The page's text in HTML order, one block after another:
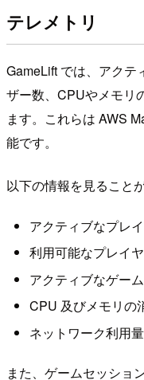
テレメトリ
GameLift では、アクテ
ザー数、CPUやメモリ
ます。これらは AWS
能です。
以下の情報を見ること
アクティブなプレ
利用可能なプレイ
アクティブなゲー
CPU 及びメモリの
ネットワーク利用
また、ゲームセッショ